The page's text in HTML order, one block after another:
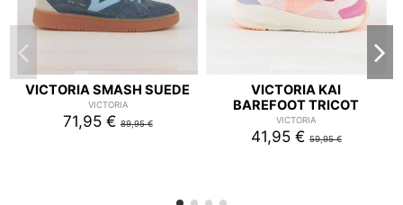
VICTORIA SMASH SUEDE
VICTORIA
71,95 €89,95 €
VICTORIA KAI
BAREFOOT TRICOT
VICTORIA
41,95 € 59,95 €